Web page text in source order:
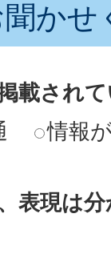
かせ
載され
情報
表現は